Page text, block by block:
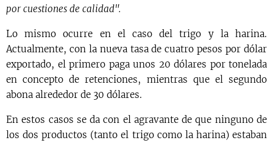
por cuestiones de calidad".
Lo mismo ocurre en el caso del trigo y la harina.
Actualmente, con la nueva tasa de cuatro pesos por dólar
exportado, el primero paga unos 20 dólares por tonelada
en concepto de retenciones, mientras que el segundo
abona alrededor de 30 dólares.
En estos casos se da con el agravante de que ninguno de
los dos productos (tanto el trigo como la harina) estaban